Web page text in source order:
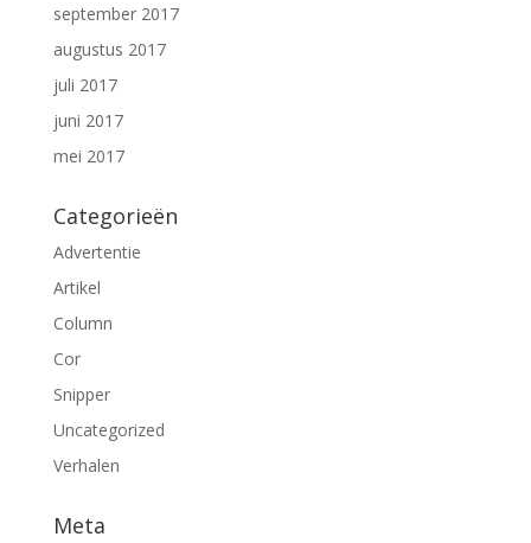
september 2017
augustus 2017
juli 2017
juni 2017
mei 2017
Categorieën
Advertentie
Artikel
Column
Cor
Snipper
Uncategorized
Verhalen
Meta